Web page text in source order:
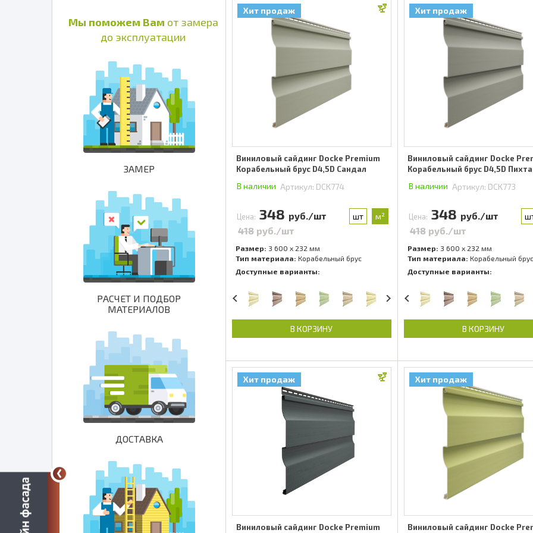
Мы поможем Вам от замера
до эксплуатации
ЗАМЕР
РАСЧЕТ И ПОДБОР
МАТЕРИАЛОВ
ДОСТАВКА
Хит продаж
Виниловый сайдинг Docke Premium
Корабельный брус D4,5D Сандал
В наличии Артикул: DCK774
Цена: 348 руб./шт шт м²
418 руб./шт
Размер: 3 600 x 232 мм
Тип материала: Корабельный брус
Доступные варианты:
В КОРЗИНУ
Хит продаж
Виниловый сайдинг Docke
Корабельный брус D4,5D Пихта
В наличии Артикул: DCK773
Цена: 348 руб./шт
418 руб./шт
Размер: 3 600 x 232 мм
Тип материала: Корабельный брус
Доступные варианты:
В КОРЗИНУ
Хит продаж
Виниловый сайдинг Docke Premium
Хит продаж
Виниловый сайдинг Docke